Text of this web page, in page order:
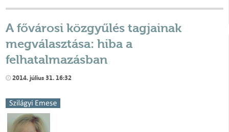
A fővárosi közgyűlés tagjainak
megválasztása: hiba a
felhatalmazásban
2014. július 31. 16:32